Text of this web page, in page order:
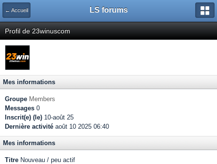
← Accueil LS forums
Profil de 23winuscom
Mes informations
Groupe Members
Messages 0
Inscrit(e) (le) 10-août 25
Dernière activité août 10 2025 06:40
Mes informations
Titre Nouveau / peu actif